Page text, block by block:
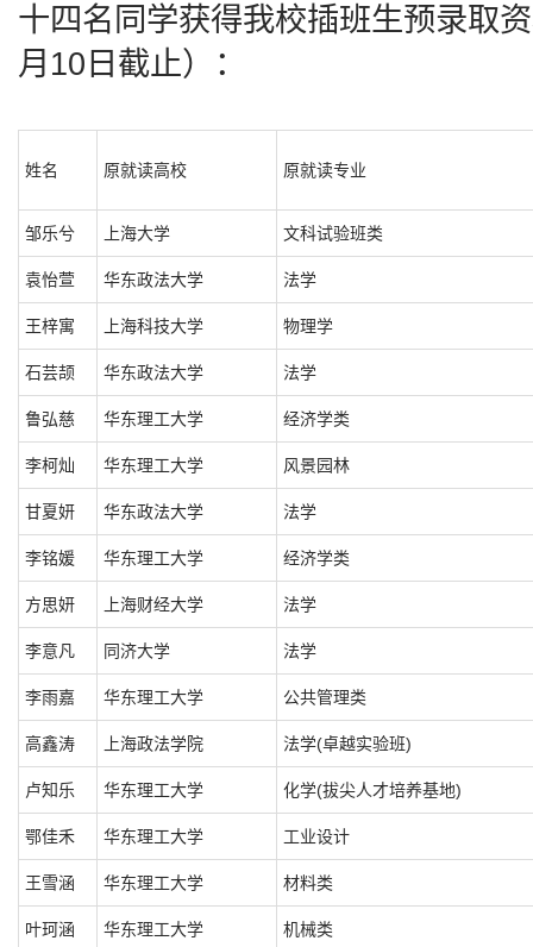
十四名同学获得我校插班生预录取
月10日截止）：
姓名 原就读高校 原就读专业
邹乐兮 上海大学 文科试验班类
袁怡萱 华东政法大学 法学
王梓寓 上海科技大学 物理学
石芸颉 华东政法大学 法学
鲁弘慈 华东理工大学 经济学类
李柯灿 华东理工大学 风景园林
甘夏妍 华东政法大学 法学
李铭媛 华东理工大学 经济学类
方思妍 上海财经大学 法学
李意凡 同济大学 法学
李雨嘉 华东理工大学 公共管理类
高鑫涛 上海政法学院 法学(卓越实验班)
卢知乐 华东理工大学 化学(拔尖人才培养基地)
鄂佳禾 华东理工大学 工业设计
王雪涵 华东理工大学 材料类
叶珂涵 华东理工大学 机械类